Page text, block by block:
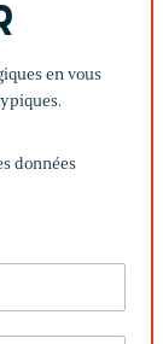
en vous
données